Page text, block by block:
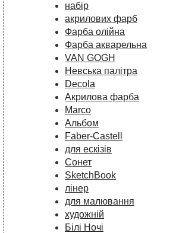
набір
акрилових фарб
Фарба олійна
Фарба акварельна
VAN GOGH
Невська палітра
Decola
Акрилова фарба
Marco
Альбом
Faber-Castell
для ескізів
Сонет
SketchBook
лінер
для малювання
художній
Білі Ночі